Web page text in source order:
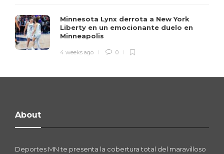
Minnesota Lynx derrota a New York
Liberty en un emocionante duelo en
Minneapolis
4 weeks ago 0
About
Deportes MN te presenta la cobertura total del maravilloso